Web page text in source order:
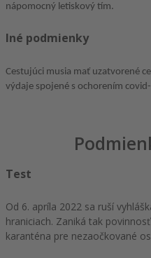
nápomocný letiskový tím.
Iné podmienky
Cestujúci musia mať uzatvorené
výdaje spojené s ochorením
Test
Od 6. apríla 2022 sa ruší
hraniciach. Zaniká tak
karanténa pre nezaočkované